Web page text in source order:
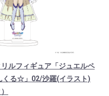
ルフィギュア「ジュエルペ
くる☆」02/沙羅(イラスト)